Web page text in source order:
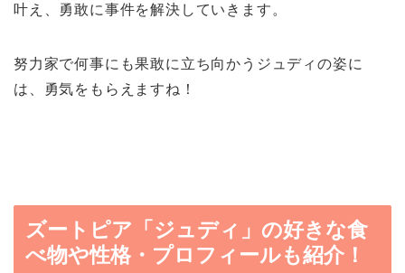
叶え、勇敢に事件を解決していきます。
努力家で何事にも果敢に立ち向かうジュディの姿に
は、勇気をもらえますね！
ズートピア「ジュディ」の好きな食
べ物や性格・プロフィールも紹介！